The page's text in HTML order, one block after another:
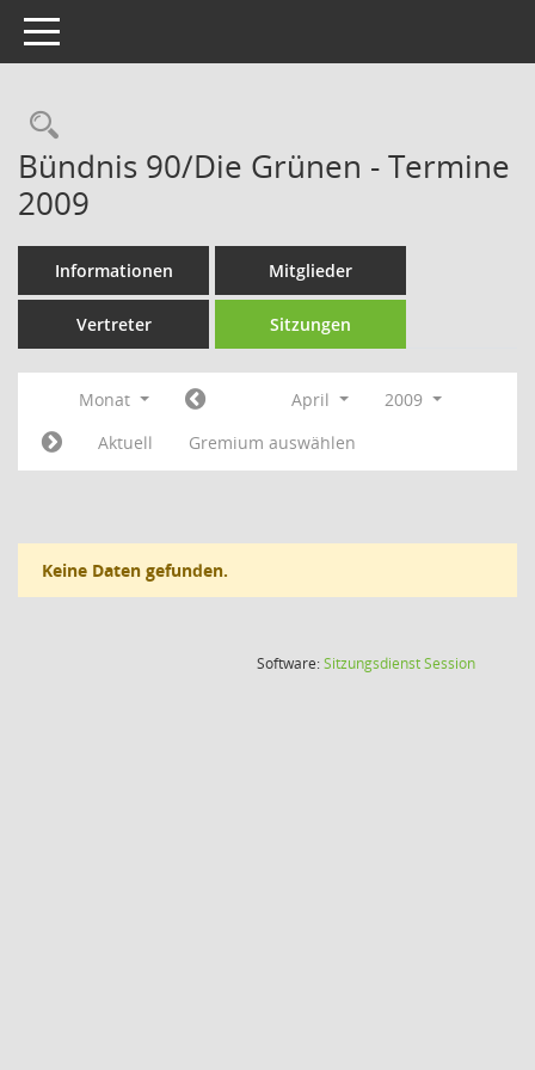
Toggle navigation
Rechercheauswahl
Bündnis 90/Die Grünen - Termine
2009
Informationen Mitglieder
Vertreter Sitzungen
Monat April
2009
Aktuell
Gremium auswählen
Keine Daten gefunden.
Software:SitzungsdienstSession(Wird in